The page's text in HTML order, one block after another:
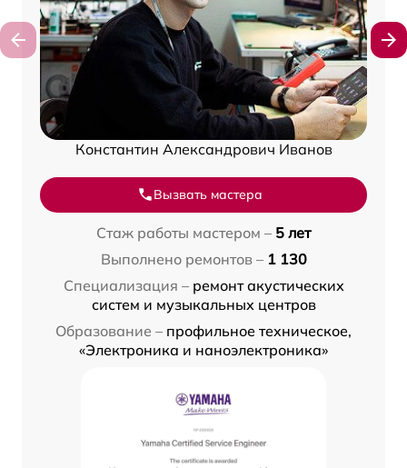
Константин Александрович Иванов
Вызвать мастера
Стаж работы мастером – 5 лет
Выполнено ремонтов – 1 130
Специализация – ремонт акустических
систем и музыкальных центров
Образование – профильное техническое,
«Электроника и наноэлектроника»